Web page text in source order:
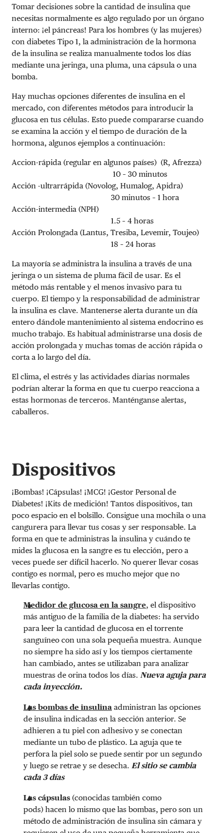
Tomar decisiones sobre la cantidad de insulina que
necesitas normalmente es algo regulado por un órgano
interno: ¡el páncreas! Para los hombres (y las mujeres)
con diabetes Tipo 1, la administración de la hormona
de la insulina se realiza manualmente todos los días
mediante una jeringa, una pluma, una cápsula o una
bomba.
Hay muchas opciones diferentes de insulina en el
mercado, con diferentes métodos para introducir la
glucosa en tus células. Esto puede compararse cuando
se examina la acción y el tiempo de duración de la
hormona, algunos ejemplos a continuación:
Accion-rápida (regular en algunos países) (R, Afrezza)
10 – 30 minutos
Acción -ultrarrápida (Novolog, Humalog, Apidra)
30 minutos – 1 hora
Acción-intermedia (NPH)
1.5 – 4 horas
Acción Prolongada (Lantus, Tresiba, Levemir, Toujeo)
18 – 24 horas
La mayoría se administra la insulina a través de una
jeringa o un sistema de pluma fácil de usar. Es el
método más rentable y el menos invasivo para tu
cuerpo. El tiempo y la responsabilidad de administrar
la insulina es clave. Mantenerse alerta durante un día
entero dándole mantenimiento al sistema endocrino es
mucho trabajo. Es habitual administrarse una dosis de
acción prolongada y muchas tomas de acción rápida o
corta a lo largo del día.
El clima, el estrés y las actividades diarias normales
podrían alterar la forma en que tu cuerpo reacciona a
estas hormonas de terceros. Manténganse alertas,
caballeros.
Dispositivos
¡Bombas! ¡Cápsulas! ¡MCG! ¡Gestor Personal de
Diabetes! ¡Kits de medición! Tantos dispositivos, tan
poco espacio en el bolsillo. Consigue una mochila o una
cangurera para llevar tus cosas y ser responsable. La
forma en que te administras la insulina y cuándo te
mides la glucosa en la sangre es tu elección, pero a
veces puede ser difícil hacerlo. No querer llevar cosas
contigo es normal, pero es mucho mejor que no
llevarlas contigo.
Medidor de glucosa en la sangre, el dispositivo
más antiguo de la familia de la diabetes: ha servido
para leer la cantidad de glucosa en el torrente
sanguíneo con una sola pequeña muestra. Aunque
no siempre ha sido así y los tiempos ciertamente
han cambiado, antes se utilizaban para analizar
muestras de orina todos los días. Nueva aguja para
cada inyección.
Las bombas de insulina administran las opciones
de insulina indicadas en la sección anterior. Se
adhieren a tu piel con adhesivo y se conectan
mediante un tubo de plástico. La aguja que te
perfora la piel solo se puede sentir por un segundo
y luego se retrae y se desecha. El sitio se cambia
cada 3 días
Las cápsulas (conocidas también como
pods) hacen lo mismo que las bombas, pero son un
método de administración de insulina sin cámara y